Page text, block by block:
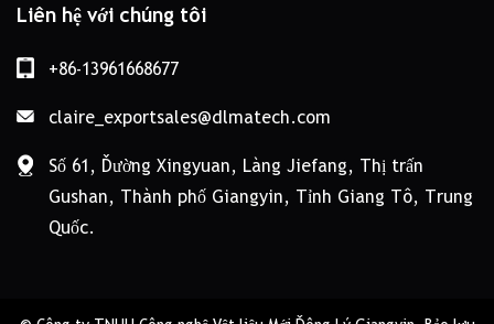
Liên hệ với chúng tôi
+86-13961668677
claire_exportsales@dlmatech.com
Số 61, Đường Xingyuan, Làng Jiefang, Thị trấn
Gushan, Thành phố Giangyin, Tỉnh Giang Tô, Trung
Quốc.